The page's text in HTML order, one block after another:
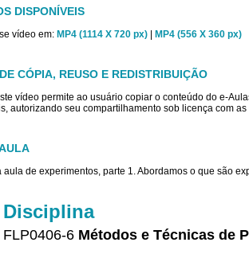
DISPONÍVEIS
vídeo em: MP4 (1114 X 720 px) MP4 (556 X 360 px)
CÓPIA, REUSO E REDISTRIBUIÇÃO
vídeo permite ao usuário copiar o conteúdo do e-
autorizando seu compartilhamento sob licença com
aula de experimentos, parte 1. Abordamos o que são
Disciplina
FLP0406-6 Métodos e Técnicas de